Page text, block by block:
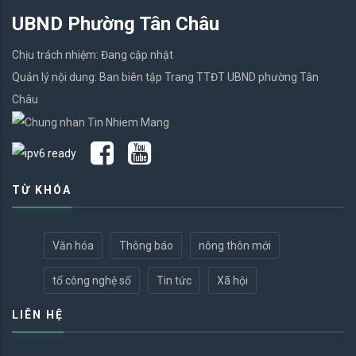
UBND Phường Tân Châu
Chịu trách nhiệm: Đang cập nhật
Quản lý nội dung: Ban biên tập Trang TTĐT UBND phường Tân
Châu
TỪ KHÓA
Văn hóa Thông báo nông thôn mới
tổ công nghệ số Tin tức Xã hội
LIÊN HỆ